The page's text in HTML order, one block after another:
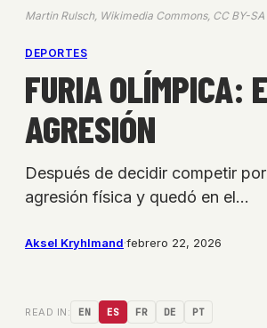
Martin Rulsch, Wikimedia Commons, CC BY-
DEPORTES
FURIA OLÍMPICA:
AGRESIÓN
Después de decidir competir
agresión física y quedó en el…
Aksel Kryhlmand·febrero 22, 2026
READ IN: EN ES FR DE PT